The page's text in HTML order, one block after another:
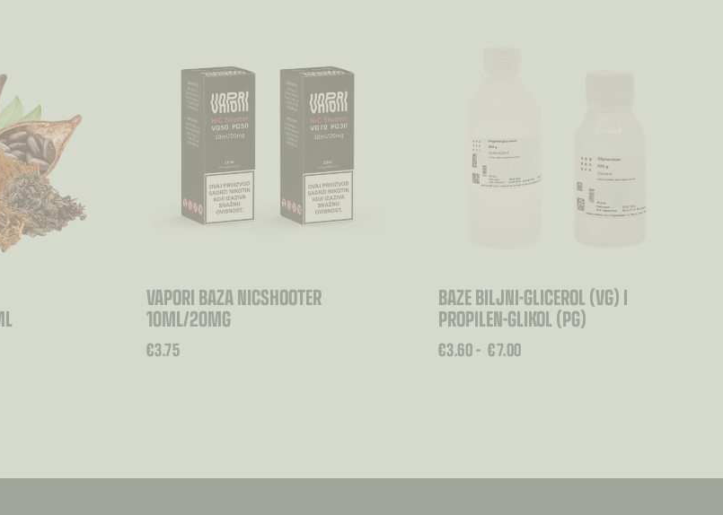
VAPORI BAZA NICSHOOTER
10ML/20MG
€3.75
BAZE BILJNI-GLICEROL (VG) I
PROPILEN-GLIKOL (PG)
€3.60– €7.00
RASPON